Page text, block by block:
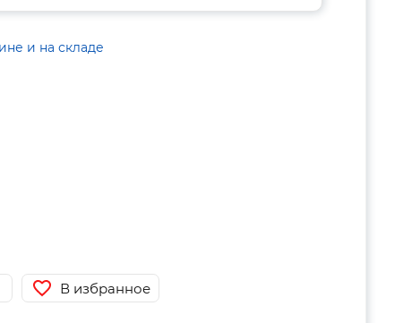
и на складе
В избранное